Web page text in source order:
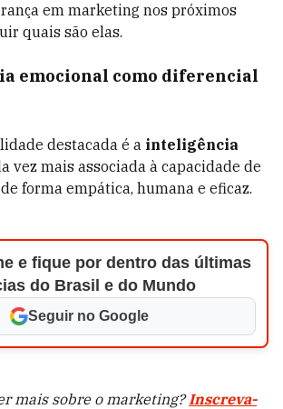
em marketing nos próximos
quais são elas.
emocional como diferencial
destacada é a inteligência
vez mais associada à capacidade de
forma empática, humana e eficaz.
e fique por dentro das últimas
do Brasil e do Mundo
Seguir no Google
mais sobre o marketing?Inscreva-